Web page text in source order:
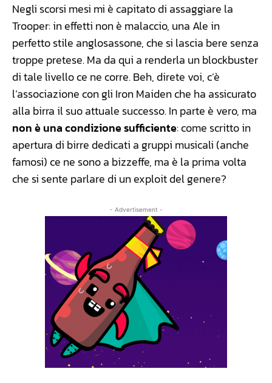
Negli scorsi mesi mi è capitato di assaggiare la
Trooper: in effetti non è malaccio, una Ale in
perfetto stile anglosassone, che si lascia bere senza
troppe pretese. Ma da qui a renderla un blockbuster
di tale livello ce ne corre. Beh, direte voi, c’è
l’associazione con gli Iron Maiden che ha assicurato
alla birra il suo attuale successo. In parte è vero, ma
non è una condizione sufficiente: come scritto in
apertura di birre dedicati a gruppi musicali (anche
famosi) ce ne sono a bizzeffe, ma è la prima volta
che si sente parlare di un exploit del genere?
- Advertisement -